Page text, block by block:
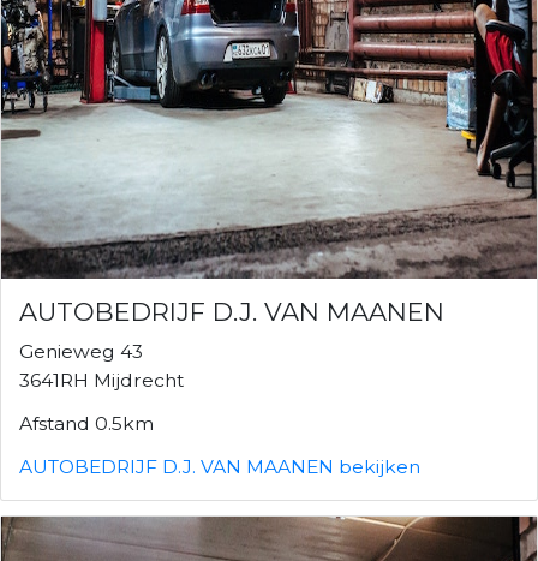
AUTOBEDRIJF D.J. VAN MAANEN
Genieweg 43
3641RH Mijdrecht
Afstand 0.5km
AUTOBEDRIJF D.J. VAN MAANEN bekijken